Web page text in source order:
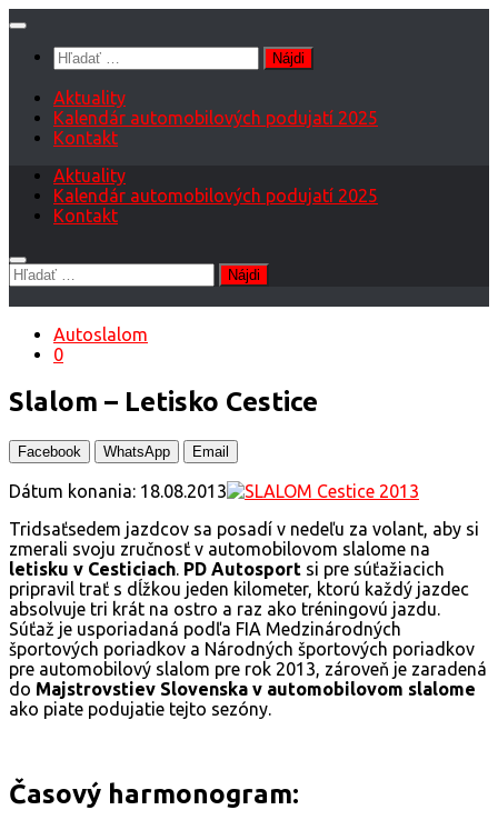
Preskočiť
obsah Hľadať:
Aktuality
Kalendár automobilových podujatí 2025
Kontakt
Aktuality
Kalendár automobilových podujatí 2025
Kontakt
Hľadať:
Autoslalom
0
Slalom – Letisko Cestice
Facebook WhatsApp Email
Dátum konania: 18.08.2013
Tridsaťsedem jazdcov sa posadí v nedeľu za volant, aby si
zmerali svoju zručnosť v automobilovom slalome na
letisku v Cesticiach. PD Autosport si pre súťažiacich
pripravil trať s dĺžkou jeden kilometer, ktorú každý jazdec
absolvuje tri krát na ostro a raz ako tréningovú jazdu.
Súťaž je usporiadaná podľa FIA Medzinárodných
športových poriadkov a Národných športových poriadkov
pre automobilový slalom pre rok 2013, zároveň je zaradená
do Majstrovstiev Slovenska v automobilovom slalome
ako piate podujatie tejto sezóny.
Časový harmonogram: